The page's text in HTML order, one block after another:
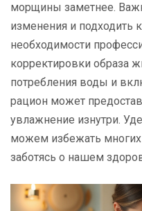
морщины заметнее.
изменения и подходить
необходимости
корректировки образа
потребления воды и
рацион может
увлажнение изнутри.
можем избежать
заботясь о нашем